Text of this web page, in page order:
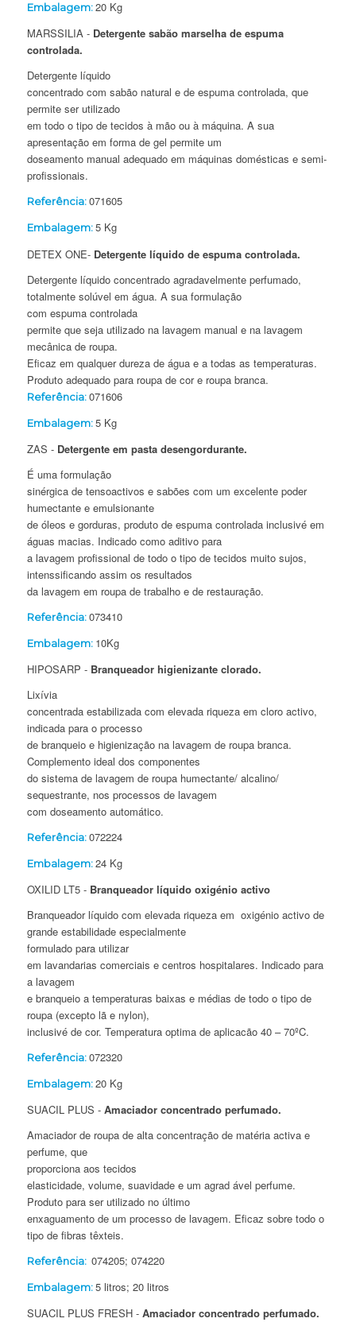
Embalagem:20 Kg
MARSSILIA - Detergente sabão marselha de espuma
controlada.
Detergente líquido
concentrado com sabão natural e de espuma controlada, que
permite ser utilizado
em todo o tipo de tecidos à mão ou à máquina. A sua
apresentação em forma de gel permite um
doseamento manual adequado em máquinas domésticas e semi-
profissionais.
Referência:071605
Embalagem:5 Kg
DETEX ONE- Detergente líquido de espuma controlada.
Detergente líquido concentrado agradavelmente perfumado,
totalmente solúvel em água. A sua formulação
com espuma controlada
permite que seja utilizado na lavagem manual e na lavagem
mecânica de roupa.
Eficaz em qualquer dureza de água e a todas as temperaturas.
Produto adequado para roupa de cor e roupa branca.
Referência:071606
Embalagem:5 Kg
ZAS - Detergente em pasta desengordurante.
É uma formulação
sinérgica de tensoactivos e sabões com um excelente poder
humectante e emulsionante
de óleos e gorduras, produto de espuma controlada inclusivé em
águas macias. Indicado como aditivo para
a lavagem profissional de todo o tipo de tecidos muito sujos,
intenssificando assim os resultados
da lavagem em roupa de trabalho e de restauração.
Referência:073410
Embalagem: 10Kg
HIPOSARP - Branqueador higienizante clorado.
Lixívia
concentrada estabilizada com elevada riqueza em cloro activo,
indicada para o processo
de branqueio e higienização na lavagem de roupa branca.
Complemento ideal dos componentes
do sistema de lavagem de roupa humectante/ alcalino/
sequestrante, nos processos de lavagem
com doseamento automático.
Referência:072224
Embalagem:24 Kg
OXILID LT5 - Branqueador líquido oxigénio activo
Branqueador líquido com elevada riqueza em oxigénio activo de
grande estabilidade especialmente
formulado para utilizar
em lavandarias comerciais e centros hospitalares. Indicado para
a lavagem
e branqueio a temperaturas baixas e médias de todo o tipo de
roupa (excepto lã e nylon),
inclusivé de cor. Temperatura optima de aplicacão 40 – 70ºC.
Referência:072320
Embalagem:20 Kg
SUACIL PLUS - Amaciador concentrado perfumado.
Amaciador de roupa de alta concentração dematéria activa e
perfume, que
proporciona aos tecidos
elasticidade, volume, suavidade e um agrad ável perfume.
Produto para ser utilizado no último
enxaguamento de um processo de lavagem. Eficaz sobre todo o
tipo de fibras têxteis.
Referência: 074205; 074220
Embalagem:5 litros; 20 litros
SUACIL PLUS FRESH - Amaciador concentrado perfumado.